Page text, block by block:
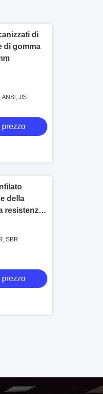
di
di gomma
JIS
prezzo
della
resistenza
SBR
prezzo